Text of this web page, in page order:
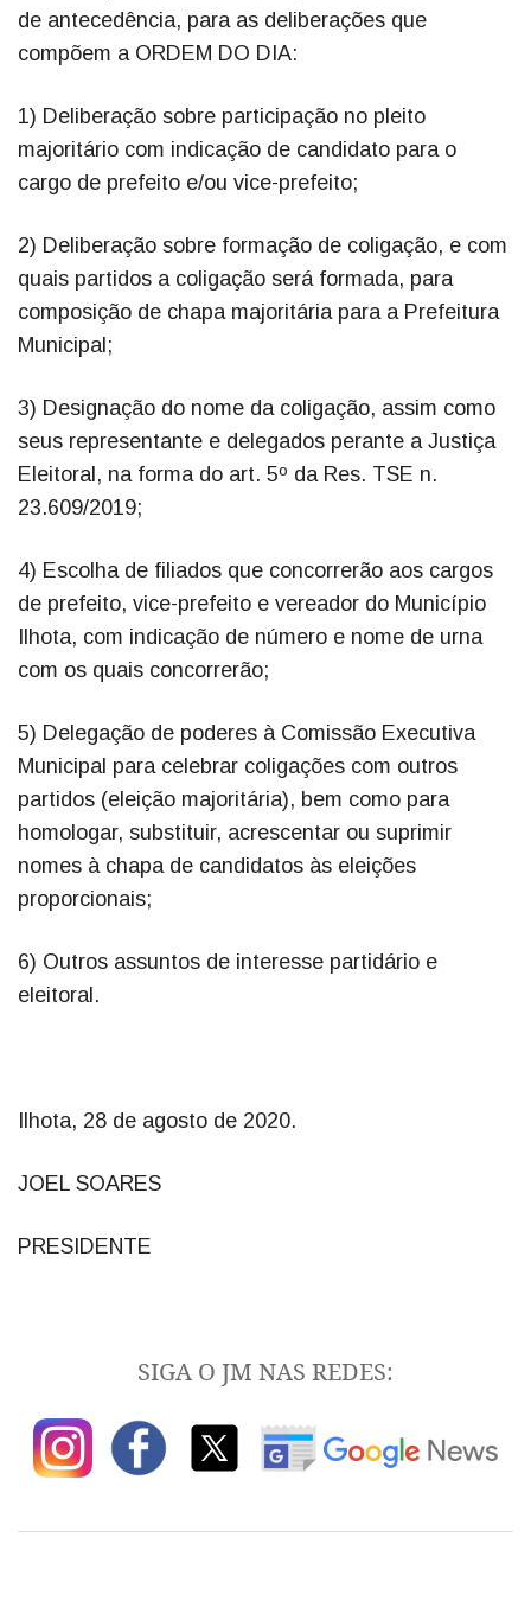
de antecedência, para as deliberações que
compõem a ORDEM DO DIA:
1) Deliberação sobre participação no pleito
majoritário com indicação de candidato para o
cargo de prefeito e/ou vice-prefeito;
2) Deliberação sobre formação de coligação, e com
quais partidos a coligação será formada, para
composição de chapa majoritária para a Prefeitura
Municipal;
3) Designação do nome da coligação, assim como
seus representante e delegados perante a Justiça
Eleitoral, na forma do art. 5º da Res. TSE n.
23.609/2019;
4) Escolha de filiados que concorrerão aos cargos
de prefeito, vice-prefeito e vereador do Município
Ilhota, com indicação de número e nome de urna
com os quais concorrerão;
5) Delegação de poderes à Comissão Executiva
Municipal para celebrar coligações com outros
partidos (eleição majoritária), bem como para
homologar, substituir, acrescentar ou suprimir
nomes à chapa de candidatos às eleições
proporcionais;
6) Outros assuntos de interesse partidário e
eleitoral.
Ilhota, 28 de agosto de 2020.
JOEL SOARES
PRESIDENTE
SIGA O JM NAS REDES: